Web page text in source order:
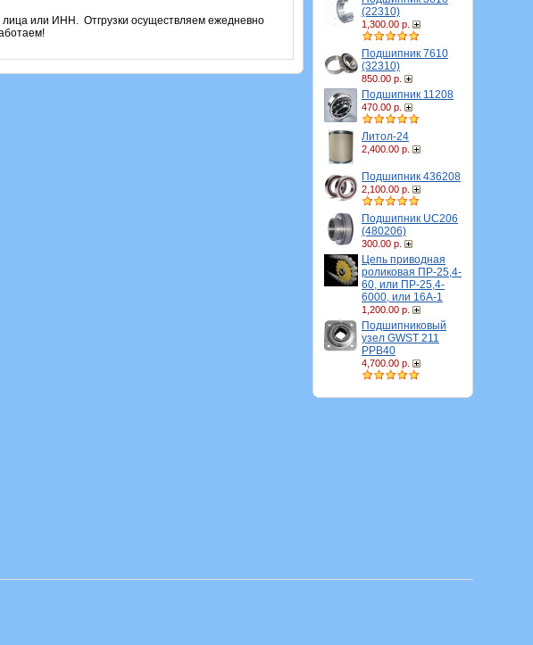
(22310)
1,300.00 р.
Подшипник 7610
(32310)
850.00 р.
Подшипник 11208
470.00 р.
Литол-24
2,400.00 р.
Подшипник 436208
2,100.00 р.
Подшипник UC206
(480206)
300.00 р.
Цепь приводная
роликовая ПР-25,4-
60, или ПР-25,4-
6000, или 16A-1
1,200.00 р.
Подшипниковый
узел GWST 211
PPB40
4,700.00 р.
лица или ИНН. Отгрузки осуществляем ежедневно